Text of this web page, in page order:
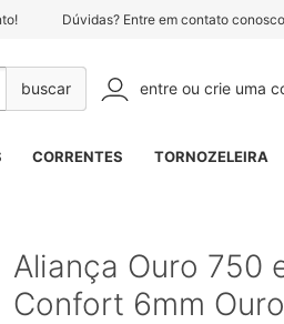
Dúvidas? Entre em contato
entre ou crie uma
CORRENTES TORNOZELEIRA
Aliança Ouro 750
Confort 6mm